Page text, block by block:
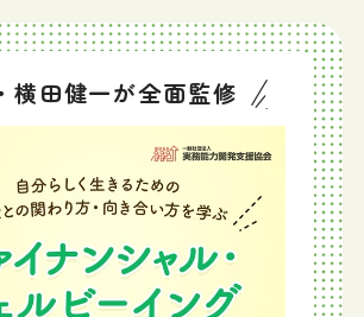
横田健一が全面監修